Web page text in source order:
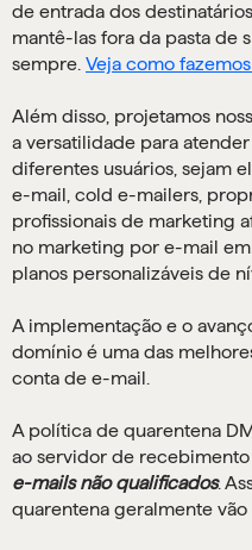
de entrada dos
mantê-las fora da pasta de
sempre. Veja como
Além disso, projetamos
a versatilidade para
diferentes usuários, sejam
e-mail, cold e-mailers,
profissionais de marketing
no marketing por e-mail
planos personalizáveis de
A implementação e o
domínio é uma das
conta de e-mail.
A política de quarentena
ao servidor de recebimento
e-mails não qualificados.
quarentena geralmente vão